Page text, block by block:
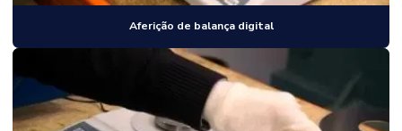
Aferição de balança digital